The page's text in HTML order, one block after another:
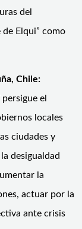
del
Elqui” como
Chile:
persigue el
locales
ciudades y
desigualdad
la
actuar por la
ante crisis